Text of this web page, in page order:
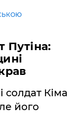
Путіна:
солдат Кіма
його